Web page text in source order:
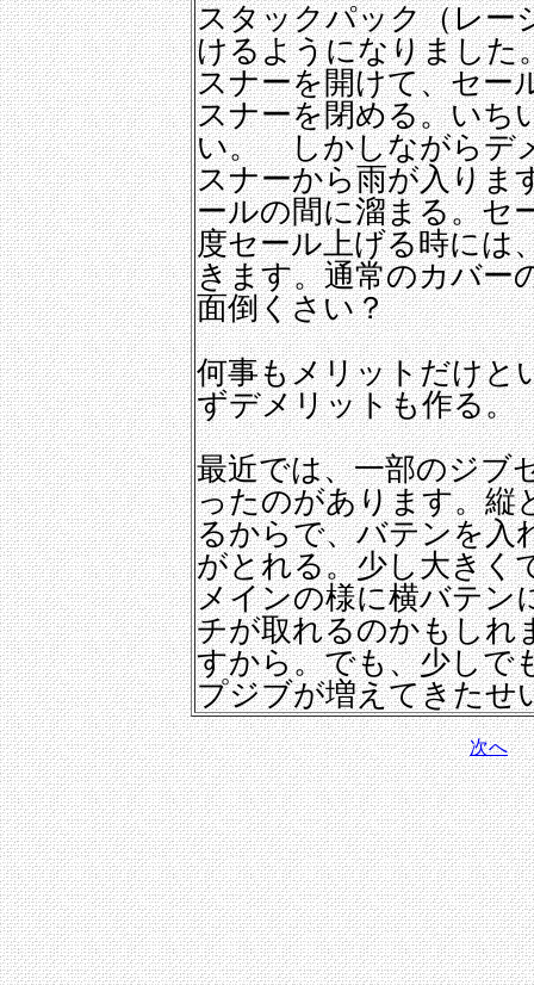
スタックパック（レー
けるようになりました
スナーを開けて、セー
スナーを閉める。いち
い。 しかしながらデ
スナーから雨が入りま
ールの間に溜まる。セ
度セール上げる時には
きます。通常のカバー
面倒くさい？
何事もメリットだけと
ずデメリットも作る。
最近では、一部のジブ
ったのがあります。縦
るからで、バテンを入
がとれる。少し大きく
メインの様に横バテン
チが取れるのかもしれ
すから。でも、少し
プジブが増えてきたせ
次へ